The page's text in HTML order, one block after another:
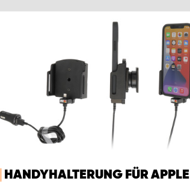
HANDYHALTERUNG FÜR APPLE